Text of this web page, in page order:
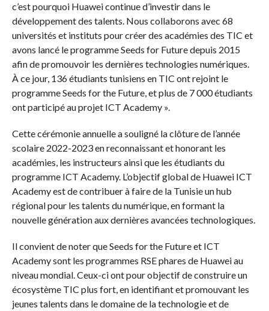
c’est pourquoi Huawei continue d’investir dans le
développement des talents. Nous collaborons avec 68
universités et instituts pour créer des académies des TIC et
avons lancé le programme Seeds for Future depuis 2015
afin de promouvoir les dernières technologies numériques.
À ce jour, 136 étudiants tunisiens en TIC ont rejoint le
programme Seeds for the Future, et plus de 7 000 étudiants
ont participé au projet ICT Academy ».
Cette cérémonie annuelle a souligné la clôture de l’année
scolaire 2022-2023 en reconnaissant et honorant les
académies, les instructeurs ainsi que les étudiants du
programme ICT Academy. L’objectif global de Huawei ICT
Academy est de contribuer à faire de la Tunisie un hub
régional pour les talents du numérique, en formant la
nouvelle génération aux dernières avancées technologiques.
Il convient de noter que Seeds for the Future et ICT
Academy sont les programmes RSE phares de Huawei au
niveau mondial. Ceux-ci ont pour objectif de construire un
écosystème TIC plus fort, en identifiant et promouvant les
jeunes talents dans le domaine de la technologie et de